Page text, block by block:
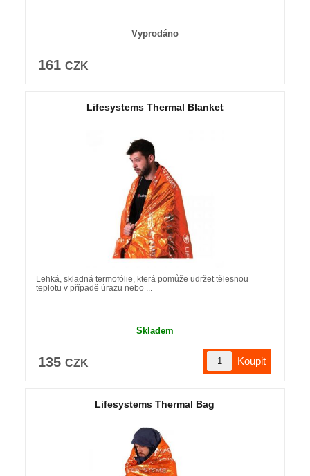
Vyprodáno
161 CZK
Lifesystems Thermal Blanket
Lehká, skladná termofólie, která pomůže udržet tělesnou
teplotu v případě úrazu nebo ...
Skladem
135 CZK
Lifesystems Thermal Bag